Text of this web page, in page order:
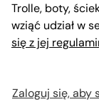
Trolle, boty,
wziąć udział w
się z jej
Zaloguj się, aby